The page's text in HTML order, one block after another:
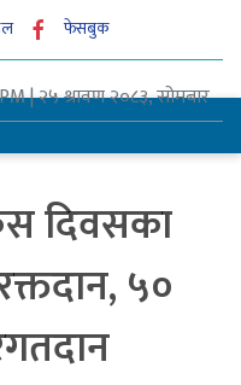
फेसबुक
| २५ श्रावण २०८३, सोमबार
दिवसका
५०